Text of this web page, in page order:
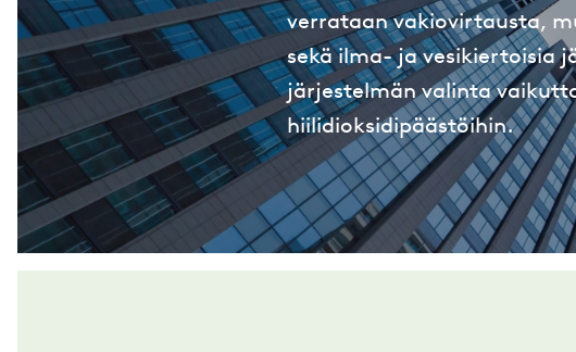
verrataan vakiovirtausta,
sekä ilma- ja vesikiertoisia
järjestelmän valinta
hiilidioksidipäästöihin.